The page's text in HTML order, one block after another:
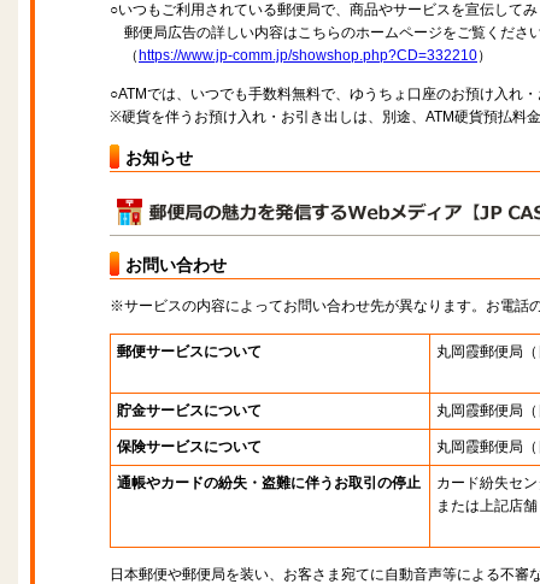
○いつもご利用されている郵便局で、商品やサービスを宣伝して
郵便局広告の詳しい内容はこちらのホームページをご覧くださ
（ https://www.jp-comm.jp/showshop.php?CD=332210）
○ATMでは、いつでも手数料無料で、ゆうちょ口座のお預け入れ
※硬貨を伴うお預け入れ・お引き出しは、別途、ATM硬貨預払料
お知らせ
お問い合わせ
※サービスの内容によってお問い合わせ先が異なります。お電話
郵便サービスについて 丸岡霞郵便局
貯金サービスについて 丸岡霞郵便局
保険サービスについて 丸岡霞郵便局
通帳やカードの紛失・盗難に伴うお取引の停止
カード紛失セ
または上記店舗
日本郵便や郵便局を装い、お客さま宛てに自動音声等による不審